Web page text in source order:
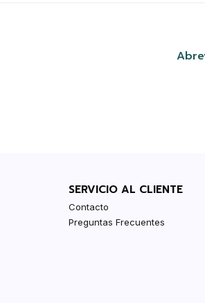
SERVICIO AL CLIENTE
Contacto
Preguntas Frecuentes